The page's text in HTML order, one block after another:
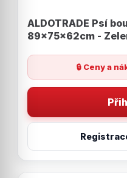
ALDOTRADE Psí
89x75x62cm -
🔒 Ceny a